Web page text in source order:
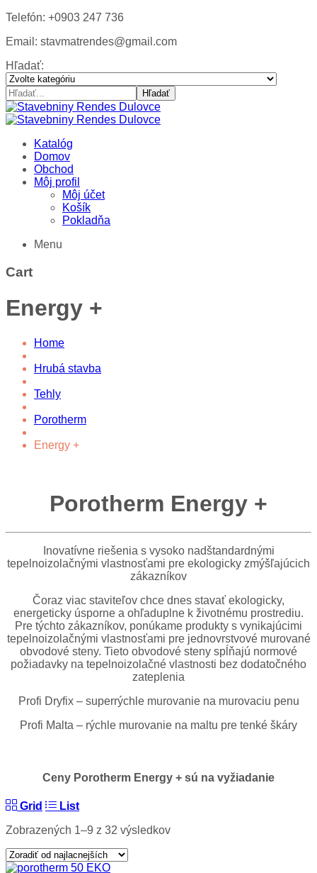
Telefón: +0903 247 736
Email: stavmatrendes@gmail.com
Hľadať:
Hľadať
Katalóg
Domov
Obchod
Môj profil
Môj účet
Košík
Pokladňa
Menu
Cart
Energy +
Home
Hrubá stavba
Tehly
Porotherm
Energy +
Porotherm Energy +
Inovatívne riešenia s vysoko nadštandardnými
tepelnoizolačnými vlastnosťami pre ekologicky zmýšľajúcich
zákazníkov
Čoraz viac staviteľov chce dnes stavať ekologicky,
energeticky úsporne a ohľaduplne k životnému prostrediu.
Pre týchto zákazníkov, ponúkame produkty s vynikajúcimi
tepelnoizolačnými vlastnosťami pre jednovrstvové murované
obvodové steny. Tieto obvodové steny spĺňajú normové
požiadavky na tepelnoizolačné vlastnosti bez dodatočného
zateplenia
Profi Dryfix – superrýchle murovanie na murovaciu penu
Profi Malta – rýchle murovanie na maltu pre tenké škáry
Ceny Porotherm Energy + sú na vyžiadanie
Grid
List
Zobrazených 1–9 z 32 výsledkov